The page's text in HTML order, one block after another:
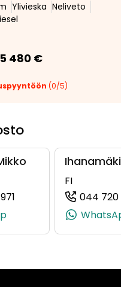
Ylivieska Neliveto
480 €
(0/5)
(+358409225971,
FI
044 720